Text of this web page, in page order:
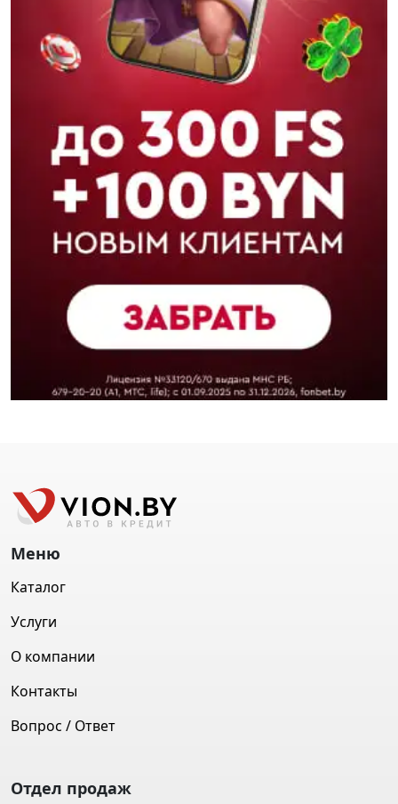
Меню
Каталог
Услуги
О компании
Контакты
Вопрос / Ответ
Отдел продаж